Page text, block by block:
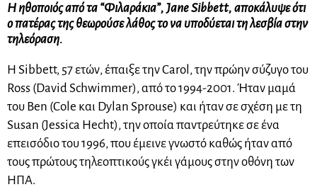
Η ηθοποιός από τα “Φιλαράκια”, Jane Sibbett, αποκάλυψε ότι
ο πατέρας της θεωρούσε λάθος το να υποδύεται τη λεσβία στην
τηλεόραση.
Η Sibbett, 57 ετών, έπαιξε την Carol, την πρώην σύζυγο του
Ross (David Schwimmer), από το 1994-2001. Ήταν μαμά
του Ben (Cole και Dylan Sprouse) και ήταν σε σχέση με τη
Susan (Jessica Hecht), την οποία παντρεύτηκε σε ένα
επεισόδιο του 1996, που έμεινε γνωστό καθώς ήταν από
τους πρώτους τηλεοπτικούς γκέι γάμους στην οθόνη των
ΗΠΑ.